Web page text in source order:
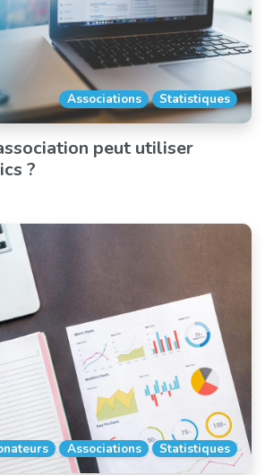
Associations Statistiques
peut utiliser
?
Associations Statistiques